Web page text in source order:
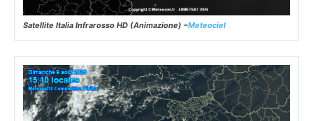
Satellite Italia Infrarosso HD (Animazione) –Meteociel